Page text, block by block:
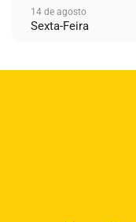
14 de agosto
Sexta-Feira